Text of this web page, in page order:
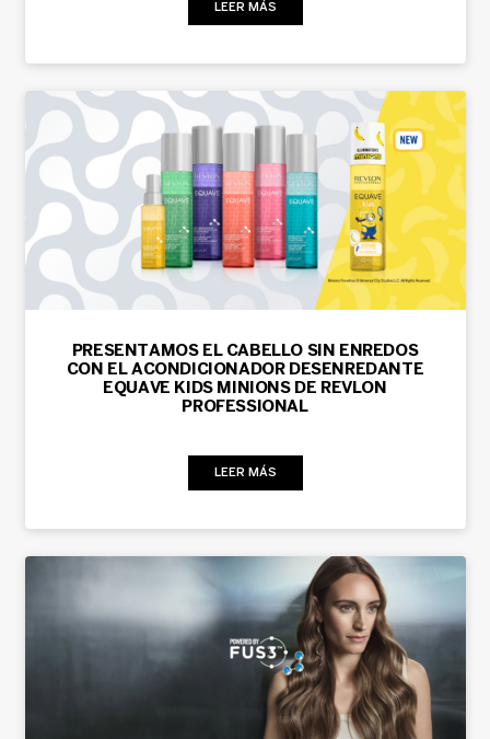
LEER MÁS
PRESENTAMOS EL CABELLO SIN ENREDOS
CON EL ACONDICIONADOR DESENREDANTE
EQUAVE KIDS MINIONS DE REVLON
PROFESSIONAL
LEER MÁS